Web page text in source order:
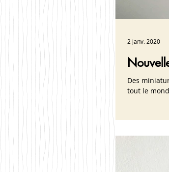
Des
tout le
2 janv. 2020